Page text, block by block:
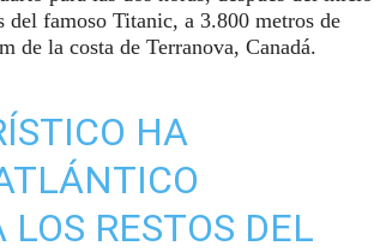
del famoso Titanic, a 3.800 metros de
de la costa de Terranova, Canadá.
HA
RESTOS DEL